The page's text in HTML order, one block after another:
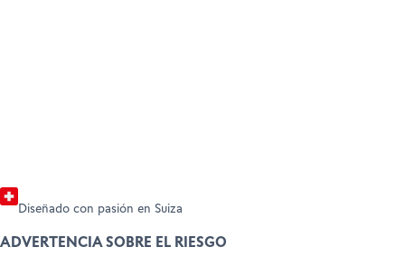
Diseñado con pasión en Suiza
ADVERTENCIA SOBRE EL RIESGO